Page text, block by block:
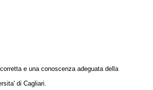
e una conoscenza adeguata della
di Cagliari.